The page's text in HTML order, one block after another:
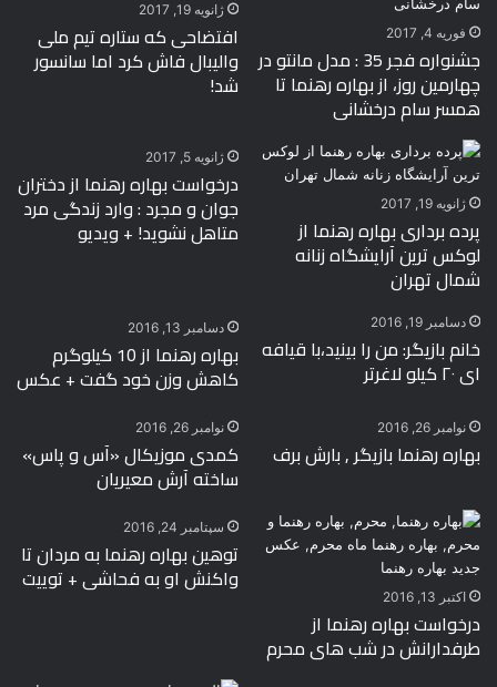
فوریه 4, 2017
جشنواره فجر 35 : مدل مانتو در
چهارمین روز، از بهاره رهنما تا
همسر سام درخشانی
ژانویه 19, 2017
افتضاحی که ستاره تیم ملی
والیبال فاش کرد اما سانسور
شد!
ژانویه 19, 2017
پرده برداری بهاره رهنما از
لوکس ترین آرایشگاه زنانه
شمال تهران
ژانویه 5, 2017
درخواست بهاره رهنما از دختران
جوان و مجرد : وارد زندگی مرد
متاهل نشوید! + ویدیو
دسامبر 19, 2016
خانم بازیگر: من را بینید،با قیافه
ای ۲۰ کیلو لاغرتر
دسامبر 13, 2016
بهاره رهنما از 10 کیلوگرم
کاهش وزن خود گفت + عکس
نوامبر 26, 2016
بهاره رهنما بازیگر , بارش برف
نوامبر 26, 2016
کمدی موزیکال «آس و پاس»
ساخته آرش معیریان
اکتبر 13, 2016
درخواست بهاره رهنما از
طرفدارانش در شب های محرم
سپتامبر 24, 2016
توهین بهاره رهنما به مردان تا
واکنش او به فحاشی + توییت